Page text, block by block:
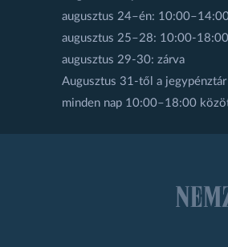
augusztus 24–én:
augusztus 25–28: 10:00-18:00
augusztus 29-30: zárva
Augusztus 31-től a
minden nap 10:00–18:00